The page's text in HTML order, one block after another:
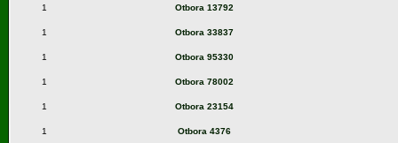
1 Otbora 13792
1 Otbora 33837
1 Otbora 95330
1 Otbora 78002
1 Otbora 23154
1 Otbora 4376